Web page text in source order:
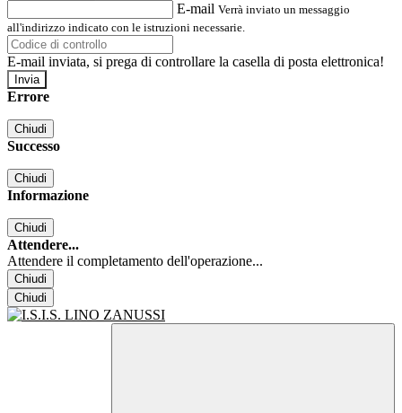
E-mail Verrà inviato un messaggio
all'indirizzo indicato con le istruzioni necessarie.
E-mail inviata, si prega di controllare la casella di posta elettronica!
Errore
Chiudi
Successo
Chiudi
Informazione
Chiudi
Attendere...
Attendere il completamento dell'operazione...
Chiudi
Chiudi